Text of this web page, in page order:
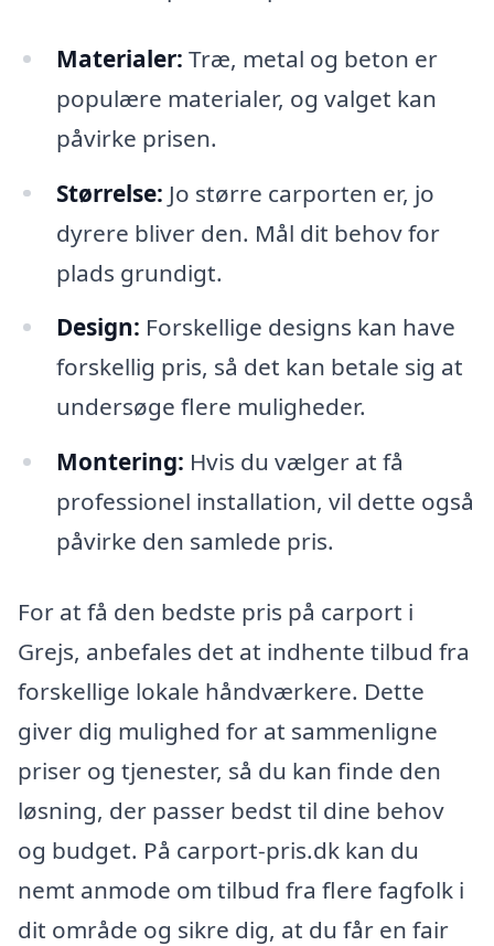
Materialer: Træ, metal og beton er
populære materialer, og valget kan
påvirke prisen.
Størrelse: Jo større carporten er, jo
dyrere bliver den. Mål dit behov for
plads grundigt.
Design: Forskellige designs kan have
forskellig pris, så det kan betale sig at
undersøge flere muligheder.
Montering: Hvis du vælger at få
professionel installation, vil dette også
påvirke den samlede pris.
For at få den bedste pris på carport i
Grejs, anbefales det at indhente tilbud fra
forskellige lokale håndværkere. Dette
giver dig mulighed for at sammenligne
priser og tjenester, så du kan finde den
løsning, der passer bedst til dine behov
og budget. På carport-pris.dk kan du
nemt anmode om tilbud fra flere fagfolk i
dit område og sikre dig, at du får en fair